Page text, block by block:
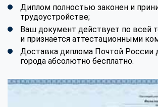
Диплом полностью законен и
трудоустройстве;
Ваш документ действует по всей
и признается аттестационными
Доставка диплома Почтой России
города абсолютно бесплатно.